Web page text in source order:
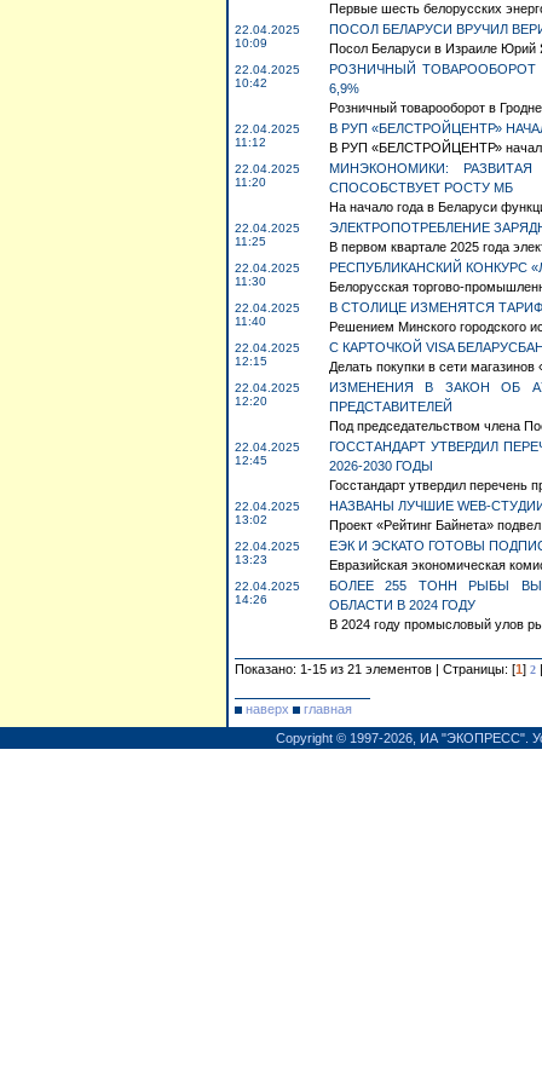
Первые шесть белорусских
22.04.2025
10:09
ПОСОЛ БЕЛАРУСИ ВРУЧИЛ
Посол Беларуси в Израиле Юрий
22.04.2025
10:42
РОЗНИЧНЫЙ ТОВАРООБОРОТ
6,9%
Розничный товарооборот в
22.04.2025
11:12
В РУП «БЕЛСТРОЙЦЕНТР»
В РУП «БЕЛСТРОЙЦЕНТР» начала
22.04.2025
11:20
МИНЭКОНОМИКИ: РАЗВИТАЯ
СПОСОБСТВУЕТ РОСТУ МБ
На начало года в Беларуси
22.04.2025
11:25
ЭЛЕКТРОПОТРЕБЛЕНИЕ
В первом квартале 2025 года
22.04.2025
11:30
РЕСПУБЛИКАНСКИЙ КОНКУРС
Белорусская торгово-
22.04.2025
11:40
В СТОЛИЦЕ ИЗМЕНЯТСЯ
Решением Минского городского
22.04.2025
12:15
С КАРТОЧКОЙ VISA
Делать покупки в сети
22.04.2025
12:20
ИЗМЕНЕНИЯ В ЗАКОН ОБ
ПРЕДСТАВИТЕЛЕЙ
Под председательством члена
22.04.2025
12:45
ГОССТАНДАРТ УТВЕРДИЛ
2026-2030 ГОДЫ
Госстандарт утвердил перечень
22.04.2025
13:02
НАЗВАНЫ ЛУЧШИЕ WEB-
Проект «Рейтинг Байнета»
22.04.2025
13:23
ЕЭК И ЭСКАТО ГОТОВЫ
Евразийская экономическая
22.04.2025
14:26
БОЛЕЕ 255 ТОНН РЫБЫ
ОБЛАСТИ В 2024 ГОДУ
В 2024 году промысловый улов
Показано: 1-15 из 21 элементов | Страницы: [1] 2 |
наверх
главная
Copyright © 1997-2026, ИА "ЭКОПРЕСС".